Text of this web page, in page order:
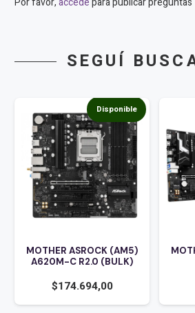
SEGUÍ
Disponible
MOTHER ASROCK (AM5)
A620M-C R2.0 (BULK)
$174.694,00